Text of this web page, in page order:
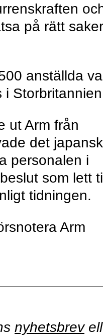
på rätt saker
anställda
i
ut Arm från
det
personalen i
som lett
tidningen.
Arm
nyhetsbrev